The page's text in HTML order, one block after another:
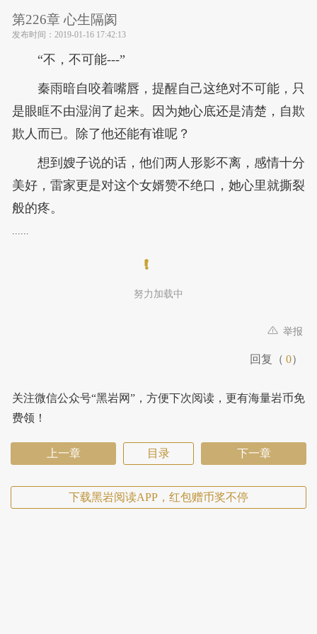
第226章 心生隔阂
发布时间： 2019-01-16 17:42:13
“不，不可能---”
秦雨暗自咬着嘴唇，提醒自己这绝对不可能，只
是眼眶不由湿润了起来。因为她心底还是清楚，自欺
欺人而已。除了他还能有谁呢？
想到嫂子说的话，他们两人形影不离，感情十分
美好，雷家更是对这个女婿赞不绝口，她心里就撕裂
般的疼。
......
努力加载中
举报
回复（ 0）
关注微信公众号“黑岩网”，方便下次阅读，更有海量岩币免
费领！
上一章 目录 下一章
下载黑岩阅读APP，红包赠币奖不停